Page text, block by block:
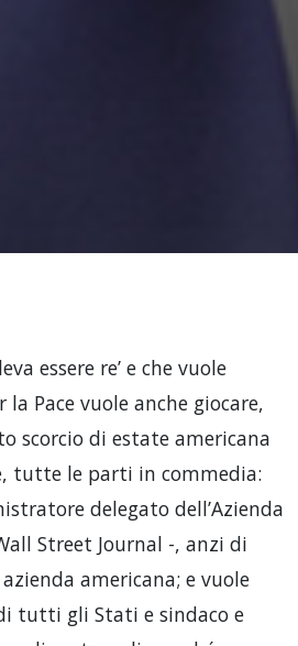
essere re’ e che vuole
Pace vuole anche giocare,
scorcio di estate americana
tutte le parti in commedia:
delegato dell’Azienda
Street Journal -, anzi di
americana; e vuole
tutti gli Stati e sindaco e